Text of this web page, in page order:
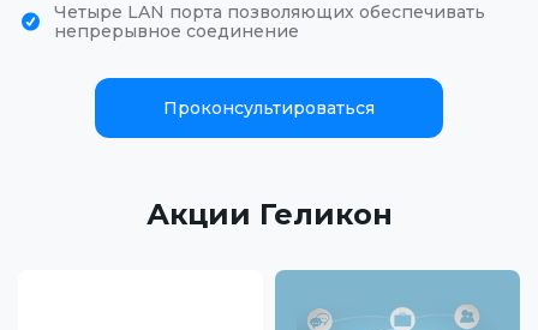
Четыре LAN порта позволяющих обеспечивать
непрерывное соединение
Проконсультироваться
Акции Геликон